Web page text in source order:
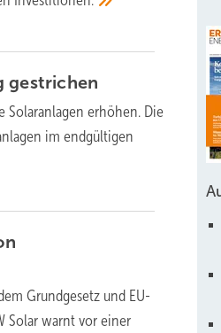
gestrichen
Solaranlagen erhöhen. Die
im endgültigen
Grundgesetz und EU-
Solar warnt vor einer